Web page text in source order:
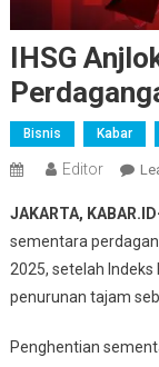
IHSG
Bisnis Kabar
Editor
JAKARTA,
sementara
2025, setelah Indeks
penurunan tajam
Penghentian